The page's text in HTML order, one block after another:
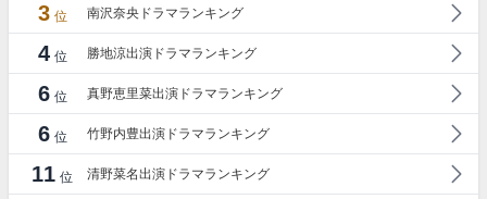
3 位 南沢奈央ドラマランキング
4 位 勝地涼出演ドラマランキング
6 位 真野恵里菜出演ドラマランキング
6 位 竹野内豊出演ドラマランキング
11 位 清野菜名出演ドラマランキング